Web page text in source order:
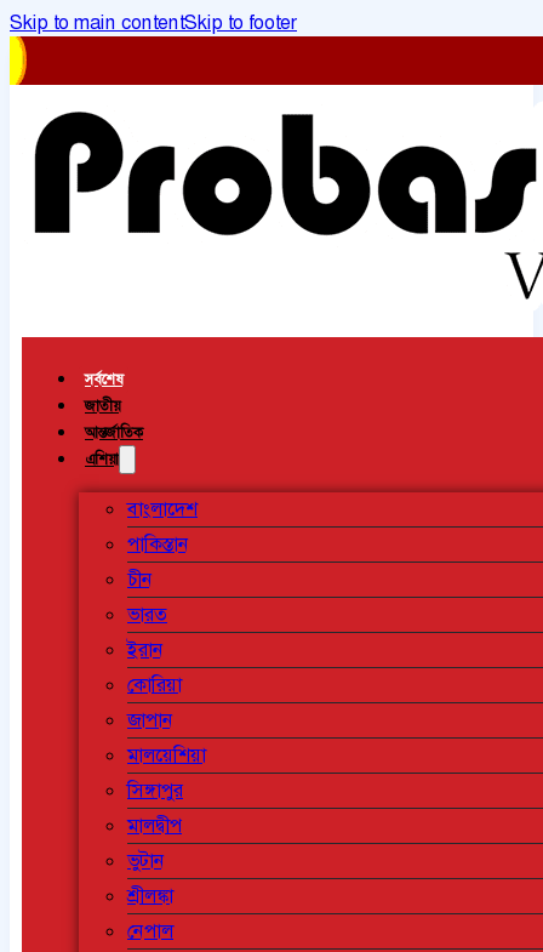
Skip to main contentSkip to footer
সর্বশেষ
জাতীয়
আন্তর্জাতিক
এশিয়া
বাংলাদেশ
পাকিস্তান
চীন
ভারত
ইরান
কোরিয়া
জাপান
মালয়েশিয়া
সিঙ্গাপুর
মালদ্বীপ
ভুটান
শ্রীলঙ্কা
নেপাল